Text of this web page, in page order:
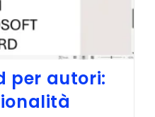
per autori: